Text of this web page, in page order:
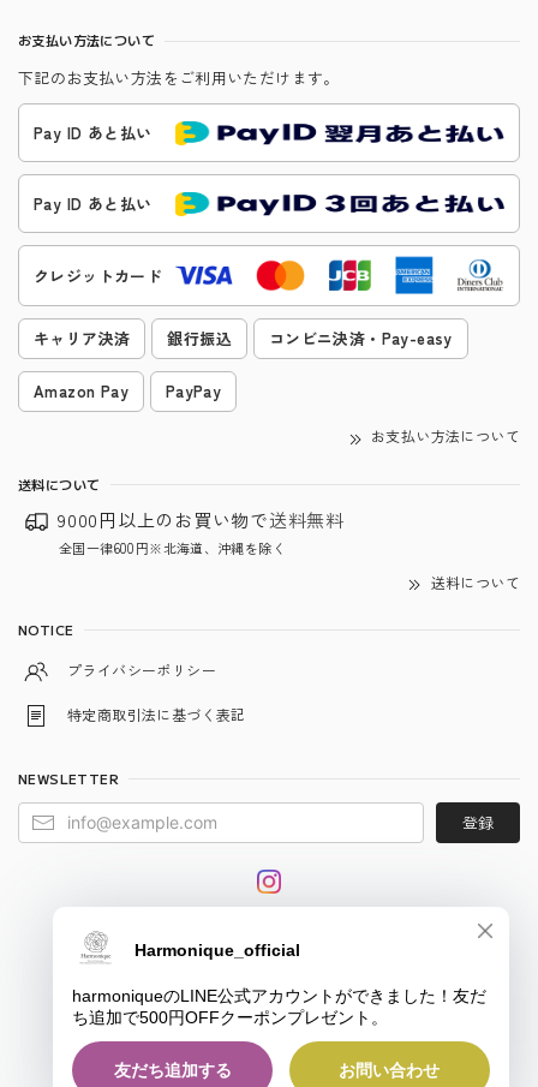
お支払い方法について
下記のお支払い方法をご利用いただけます。
Pay ID あと払い
Pay ID あと払い
クレジットカード
キャリア決済 銀行振込 コンビニ決済・Pay-easy
Amazon Pay PayPay
お支払い方法について
送料について
9000円以上のお買い物で送料無料
全国一律600円※北海道、沖縄を除く
送料について
NOTICE
プライバシーポリシー
特定商取引法に基づく表記
NEWSLETTER
登録
© harmonique